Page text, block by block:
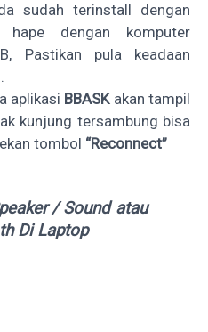
sudah terinstall dengan
hape dengan komputer
Pastikan pula keadaan
aplikasi BBASKakan tampil
kunjung tersambung bisa
tombol “Reconnect”
/ Sound atau
Di Laptop